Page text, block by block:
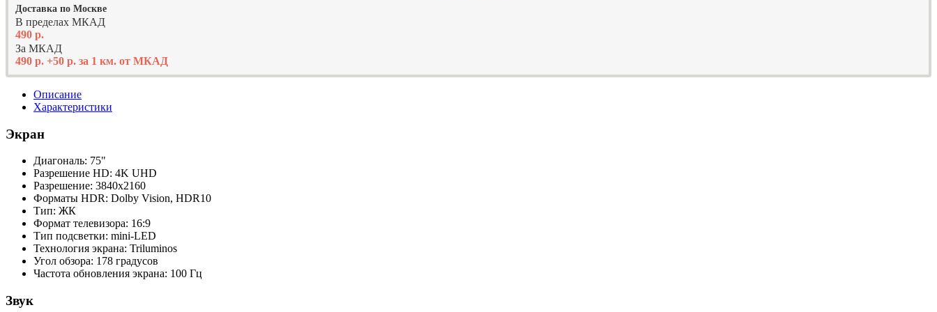
Доставка по Москве
В пределах МКАД
490 р.
За МКАД
490 р. +50 р. за 1 км. от МКАД
Описание
Характеристики
Экран
Диагональ: 75"
Разрешение HD: 4K UHD
Разрешение: 3840x2160
Форматы HDR: Dolby Vision, HDR10
Тип: ЖК
Формат телевизора: 16:9
Тип подсветки: mini-LED
Технология экрана: Triluminos
Угол обзора: 178 градусов
Частота обновления экрана: 100 Гц
Звук